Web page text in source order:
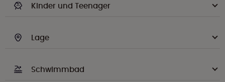
Kinder und Teenager
Lage
Schwimmbad